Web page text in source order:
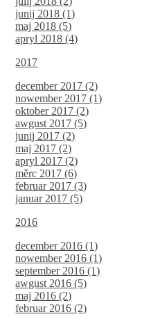
junij 2018 (1)
maj 2018 (5)
apryl 2018 (4)
2017
december 2017 (2)
nowember 2017 (1)
oktober 2017 (2)
awgust 2017 (5)
junij 2017 (2)
maj 2017 (2)
apryl 2017 (2)
měrc 2017 (6)
februar 2017 (3)
januar 2017 (5)
2016
december 2016 (1)
nowember 2016 (1)
september 2016 (1)
awgust 2016 (5)
maj 2016 (2)
februar 2016 (2)